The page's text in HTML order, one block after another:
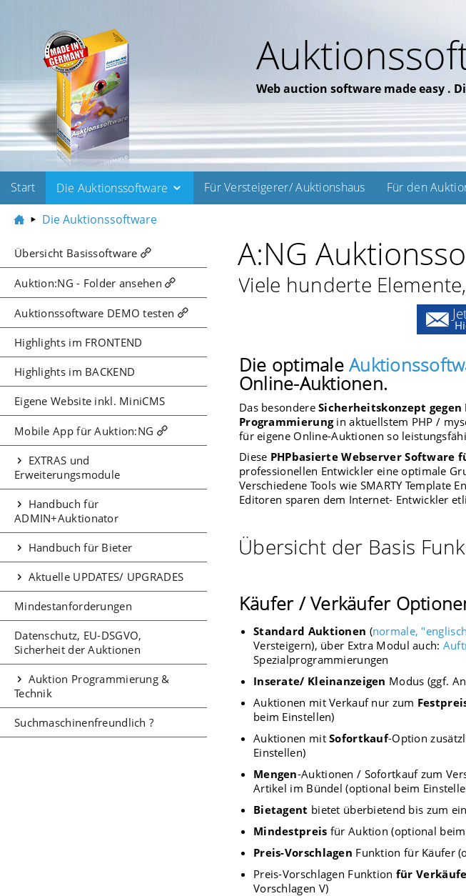
Web auction software made easy .
Start Die Auktionssoftware Für Versteigerer/ Auktionshaus Für den
Die Auktionssoftware
Übersicht Basissoftware
Auktion:NG - Folder ansehen
Auktionssoftware DEMO testen
Highlights im FRONTEND
Highlights im BACKEND
Eigene Website inkl. MiniCMS
Mobile App für Auktion:NG
EXTRAS und
Erweiterungsmodule
Handbuch für
ADMIN+Auktionator
Handbuch für Bieter
Aktuelle UPDATES/ UPGRADES
Mindestanforderungen
Datenschutz, EU-DSGVO,
Sicherheit der Auktionen
Auktion Programmierung &
Technik
Suchmaschinenfreundlich ?
A:NG
Viele hunderte
Die optimale
Online-Auktionen.
Das besondereSicherheitskonzept
Programmierungin aktuellstem PHP /
für eigene Online-Auktionen so
Diese PHPbasierte Webserver Software
professionellen Entwickler eine optimale
Verschiedene Tools wie SMARTY Template
Editoren sparen dem Internet- Entwickler
Übersicht der Basis
Käufer / Verkäufer
Standard Auktionen (normale,
Versteigern), über Extra Modul auch:
Spezialprogrammierungen
Inserate/ Kleinanzeigen Modus (ggf.
Auktionen mit Verkauf nur zum
beim Einstellen)
Auktionen mitSofortkauf-Option
Einstellen)
Mengen-Auktionen / Sofortkauf zum
Artikel im Bündel (optional beim
Bietagent bietet überbietend bis zum
Mindestpreis für Auktion (optional
Preis-Vorschlagen Funktion für Käufer
Preis-Vorschlagen Funktion für
Vorschlagen V)